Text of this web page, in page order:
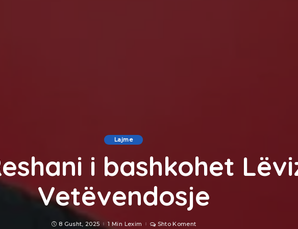
Lajme
i bashkohet
Vetëvendosje
8 Gusht, 2025 1 Min Lexim Shto Koment